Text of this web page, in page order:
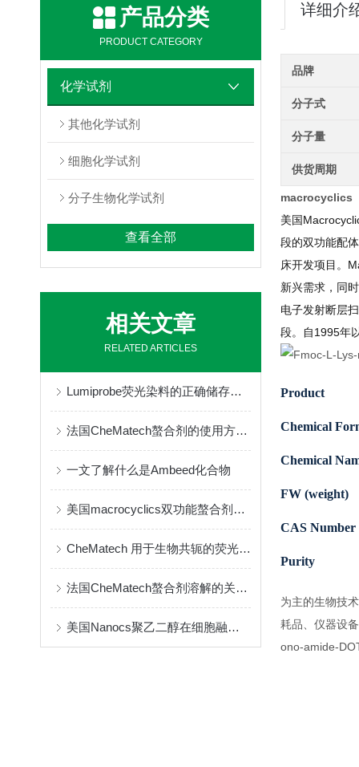
产品分类
PRODUCT CATEGORY
化学试剂
其他化学试剂
细胞化学试剂
分子生物化学试剂
查看全部
相关文章
RELATED ARTICLES
Lumiprobe荧光染料的正确储存与保管
法国CheMatech螯合剂的使用方法很简单
一文了解什么是Ambeed化合物
美国macrocyclics双功能螯合剂的包装、贮存和使用事项
CheMatech 用于生物共轭的荧光染料简介
法国CheMatech螯合剂溶解的关键注意事项
美国Nanocs聚乙二醇在细胞融合中的优点
详细介
品牌
分子式
分子量
供货周期
美国
段的双功能配
床开发项目。
新兴需求，同
电子发射断层
段。自1995年
Product
Chemical
Chemical
FW (weight)
CAS Number
Purity
为主的生物技
耗品、仪器设
ono-amide-